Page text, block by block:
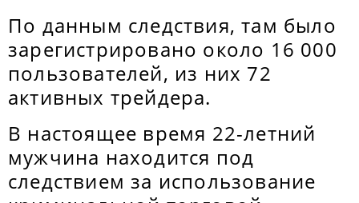
По данным следствия, там было
зарегистрировано около 16 000
пользователей, из них 72
активных трейдера.
В настоящее время 22-летний
мужчина находится под
следствием за использование